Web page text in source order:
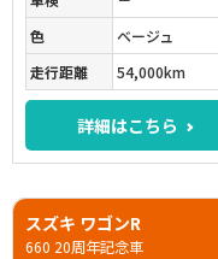
色
ベージュ
走行距離
54,000km
詳細はこちら
スズキ ワゴンR
660 20周年記念車